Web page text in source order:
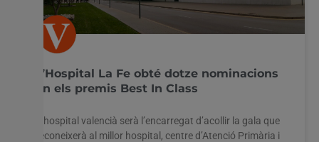
L’Hospital La Fe obté dotze nominacions
en els premis Best In Class
L’hospital valencià serà l’encarregat d’acollir la gala que
reconeixerà al millor hospital, centre d’Atenció Primària i